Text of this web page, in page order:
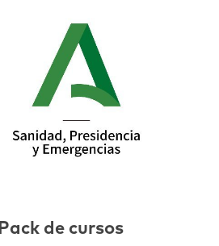
Pack de cursos